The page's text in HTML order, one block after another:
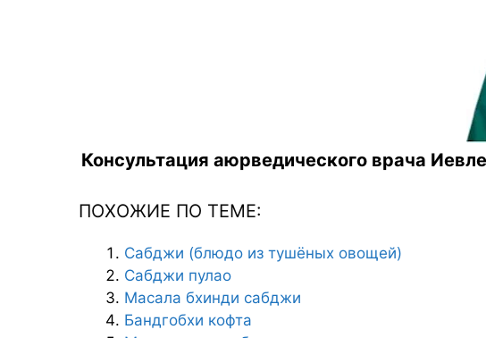
Консультация аюрведического врача
ПОХОЖИЕ ПО ТЕМЕ:
Сабджи (блюдо из тушёных овощей)
Сабджи пулао
Масала бхинди сабджи
Бандгобхи кофта